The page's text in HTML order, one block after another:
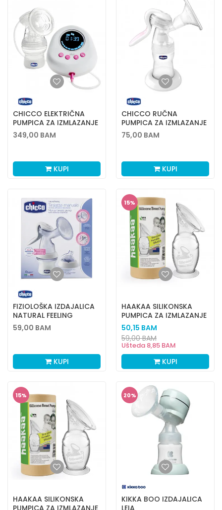
CHICCO ELEKTRIČNA
PUMPICA ZA IZMLAZANJE
GRUDI
349,00 BAM
KUPI
CHICCO RUČNA
PUMPICA ZA IZMLAZANJE
MLIJEKA WELLBEING
75,00 BAM
KUPI
FIZIOLOŠKA IZDAJALICA
NATURAL FEELING
59,00 BAM
KUPI
15%
HAAKAA SILIKONSKA
PUMPICA ZA IZMLAZANJE
MLEKA100ML
50,15 BAM
Ušteda 8,85 BAM
59,00BAM
KUPI
15%
HAAKAA SILIKONSKA
PUMPICA ZA IZMLAZANJE
20%
KIKKA BOO IZDAJALICA
LEIA